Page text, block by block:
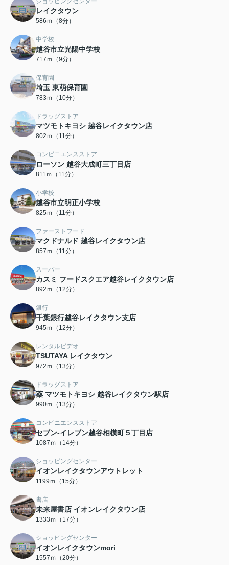
レイクタウン
586ｍ（8分）
中学校
越谷市立光陽中学校
717ｍ（9分）
保育園
埼玉 東萌保育園
783ｍ（10分）
ドラッグストア
マツモトキヨシ 越谷レイクタウン店
802ｍ（11分）
コンビニエンスストア
ローソン 越谷大成町三丁目店
811ｍ（11分）
小学校
越谷市立明正小学校
825ｍ（11分）
ファーストフード
マクドナルド 越谷レイクタウン店
857ｍ（11分）
スーパー
カスミ フードスクエア越谷レイクタウン店
892ｍ（12分）
銀行
千葉銀行越谷レイクタウン支店
945ｍ（12分）
レンタルビデオ
TSUTAYA レイクタウン
972ｍ（13分）
ドラッグストア
薬 マツモトキヨシ 越谷レイクタウン駅店
990ｍ（13分）
コンビニエンスストア
セブン-イレブン越谷相模町５丁目店
1087ｍ（14分）
ショッピングセンター
イオンレイクタウンアウトレット
1199ｍ（15分）
書店
未来屋書店 イオンレイクタウン店
1333ｍ（17分）
ショッピングセンター
イオンレイクタウンmori
1557ｍ（20分）